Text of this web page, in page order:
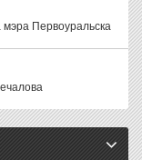
мэра Первоуральска